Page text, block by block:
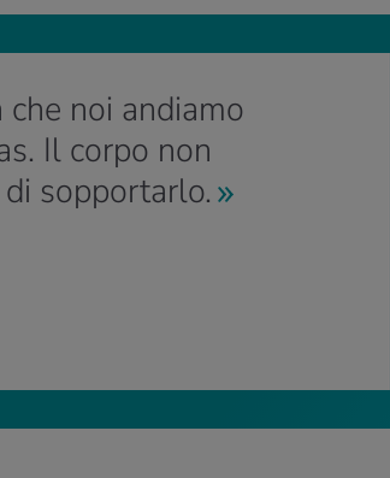
noi andiamo
Il corpo non
sopportarlo.